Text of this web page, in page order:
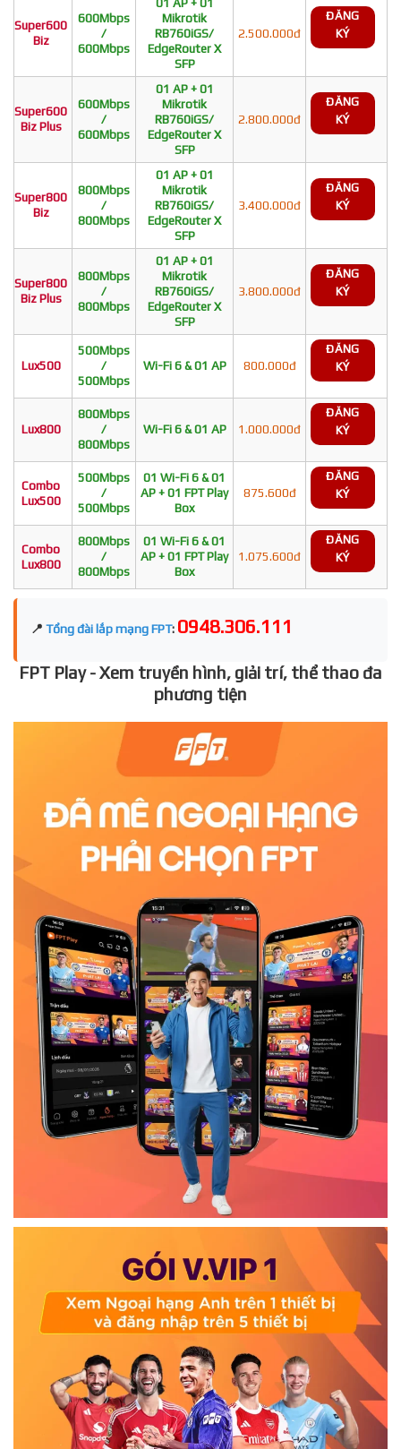
Super600
Biz
600Mbps
/
600Mbps
Mikrotik
RB760iGS/
EdgeRouter X
SFP
2.500.000đ
ĐĂNG
KÝ
Super600
Biz Plus
600Mbps
/
600Mbps
01 AP + 01
Mikrotik
RB760iGS/
EdgeRouter X
SFP
2.800.000đ
ĐĂNG
KÝ
Super800
Biz
800Mbps
/
800Mbps
01 AP + 01
Mikrotik
RB760iGS/
EdgeRouter X
SFP
3.400.000đ
ĐĂNG
KÝ
Super800
Biz Plus
800Mbps
/
800Mbps
01 AP + 01
Mikrotik
RB760iGS/
EdgeRouter X
SFP
3.800.000đ
ĐĂNG
KÝ
Lux500
500Mbps
/
500Mbps
Wi-Fi 6 & 01 AP 800.000đ
ĐĂNG
KÝ
Lux800
800Mbps
/
800Mbps
Wi-Fi 6 & 01 AP 1.000.000đ
ĐĂNG
KÝ
Combo
Lux500
500Mbps
/
500Mbps
01 Wi-Fi 6 & 01
AP + 01 FPT Play
Box
875.600đ
ĐĂNG
KÝ
Combo
Lux800
800Mbps
/
800Mbps
01 Wi-Fi 6 & 01
AP + 01 FPT Play
Box
1.075.600đ
ĐĂNG
KÝ
📍 Tổng đài lắp mạng FPT: 0948.306.111
FPT Play - Xem truyền hình, giải trí, thể thao đa
phương tiện